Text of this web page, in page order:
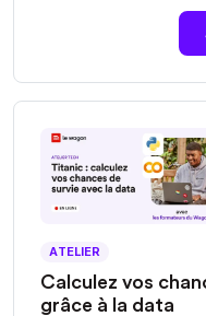
ATELIER
Calculez vos
grâce à la data